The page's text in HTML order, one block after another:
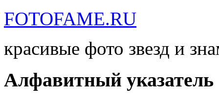
FOTOFAME.RU
красивые фото звезд и
Алфавитный указатель